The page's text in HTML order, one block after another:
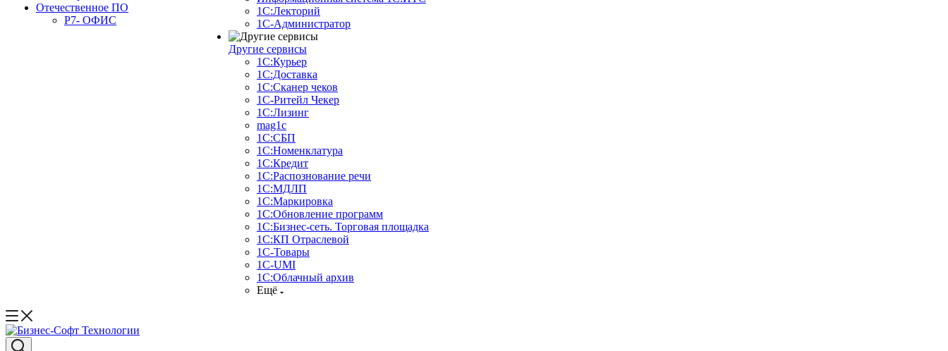
Отечественное ПО
Р7- ОФИС
1С:Лекторий
1С-Администратор
Другие сервисы
1С:Курьер
1С:Доставка
1С:Сканер чеков
1С-Ритейл Чекер
1С:Лизинг
mag1c
1С:СБП
1С:Номенклатура
1C:Кредит
1С:Распознование речи
1С:МДЛП
1С:Маркировка
1С:Обновление программ
1С:Бизнес-сеть. Торговая площадка
1С:КП Отраслевой
1С-Товары
1С-UMI
1С:Облачный архив
Ещё